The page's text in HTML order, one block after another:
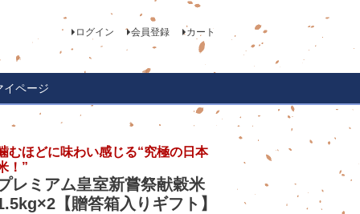
ログイン 会員登録 カート
イページ
むほどに味わい感じる“究極の日本
！”
レミアム皇室新嘗祭献穀米
【贈答箱入りギフト】